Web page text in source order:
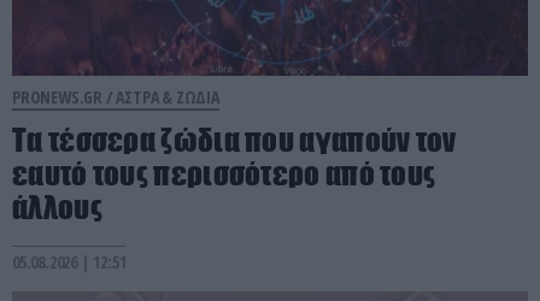
PRONEWS.GR /ΑΣΤΡΑ & ΖΩΔΙΑ
Τα τέσσερα ζώδια που αγαπούν τον
εαυτό τους περισσότερο από τους
άλλους
05.08.2026 | 12:51